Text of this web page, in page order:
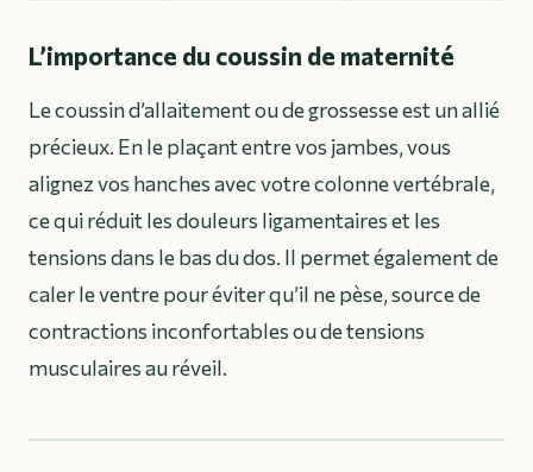
L’importance du coussin de maternité
Le coussin d’allaitement ou de grossesse est un allié
précieux. En le plaçant entre vos jambes, vous
alignez vos hanches avec votre colonne vertébrale,
ce qui réduit les douleurs ligamentaires et les
tensions dans le bas du dos. Il permet également de
caler le ventre pour éviter qu’il ne pèse, source de
contractions inconfortables ou de tensions
musculaires au réveil.